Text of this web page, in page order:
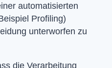
automatisierten
Profiling)
unterworfen zu
die Verarbeitung